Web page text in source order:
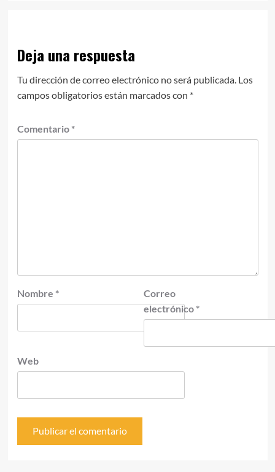
Deja una respuesta
Tu dirección de correo electrónico no será publicada. Los
campos obligatorios están marcados con *
Comentario *
Nombre *
Correo
electrónico *
Web